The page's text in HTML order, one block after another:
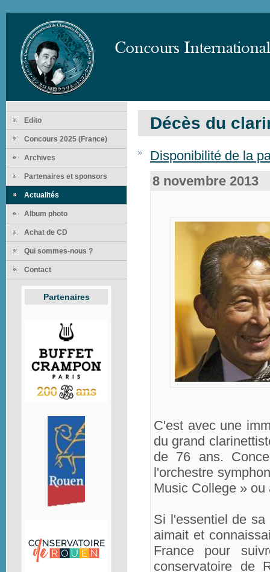
Edito
Concours 2025 (France)
Archives
Partenaires et sponsors
Actualités
Album photo
Achat de CD
Qui sommes-nous ?
Contact
Partenaires
Décès du
Disponibilité de la
8 novembre 2013
C'est avec une
du grand
de 76 ans.
l'orchestre
Music College »
Si l'essentiel de sa
aimait et
France pour
conservatoire de